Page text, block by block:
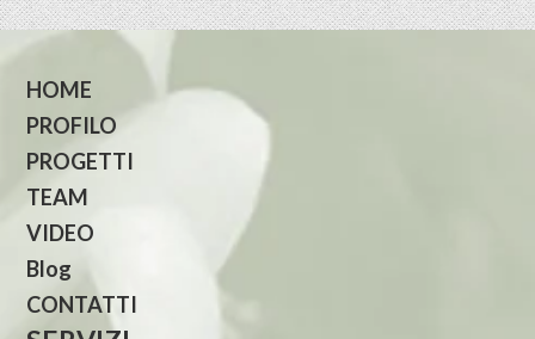
HOME
PROFILO
PROGETTI
TEAM
VIDEO
Blog
CONTATTI